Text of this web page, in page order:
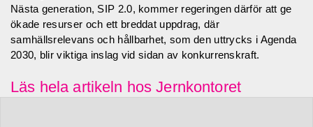
Nästa generation, SIP 2.0, kommer regeringen därför att ge
ökade resurser och ett breddat uppdrag, där
samhällsrelevans och hållbarhet, som den uttrycks i Agenda
2030, blir viktiga inslag vid sidan av konkurrenskraft.
Läs hela artikeln hos Jernkontoret